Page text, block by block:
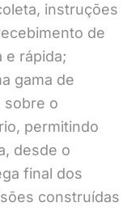
instruções
de
e rápida;
gama de
sobre o
permitindo
desde o
final dos
construídas